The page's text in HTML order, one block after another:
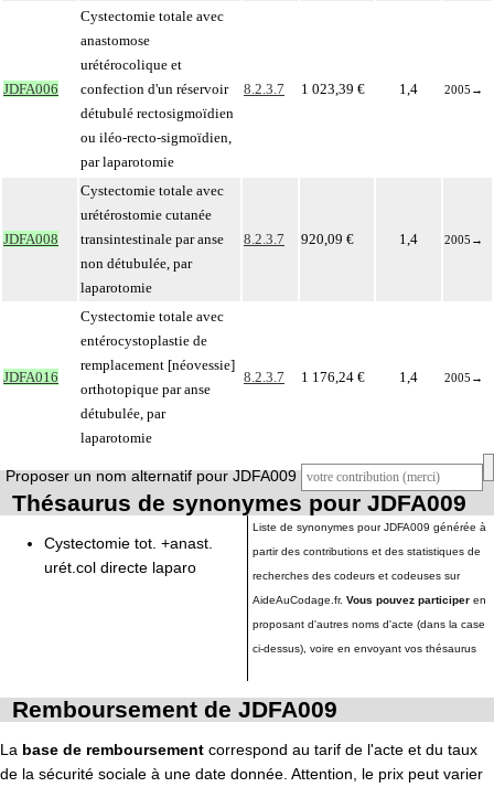
JDFA006
Cystectomie totale avec
anastomose
urétérocolique et
confection d'un réservoir
détubulé rectosigmoïdien
ou iléo-recto-sigmoïdien,
par laparotomie
8.2.3.7 1 023,39 € 1,4 2005 →
JDFA008
Cystectomie totale avec
urétérostomie cutanée
transintestinale par anse
non détubulée, par
laparotomie
8.2.3.7 920,09 € 1,4 2005 →
JDFA016
Cystectomie totale avec
entérocystoplastie de
remplacement [néovessie]
orthotopique par anse
détubulée, par
laparotomie
8.2.3.7 1 176,24 € 1,4 2005 →
Proposer un nom alternatif pour JDFA009
Thésaurus de synonymes pour JDFA009
Cystectomie tot. +anast.
urét.col directe laparo
Liste de synonymes pour JDFA009 générée à
partir des contributions et des statistiques de
recherches des codeurs et codeuses sur
AideAuCodage.fr. Vous pouvez participer en
proposant d'autres noms d'acte (dans la case
ci-dessus), voire en envoyant vos thésaurus
Remboursement de JDFA009
La base de remboursement correspond au tarif de l'acte et du taux
de la sécurité sociale à une date donnée. Attention, le prix peut varier